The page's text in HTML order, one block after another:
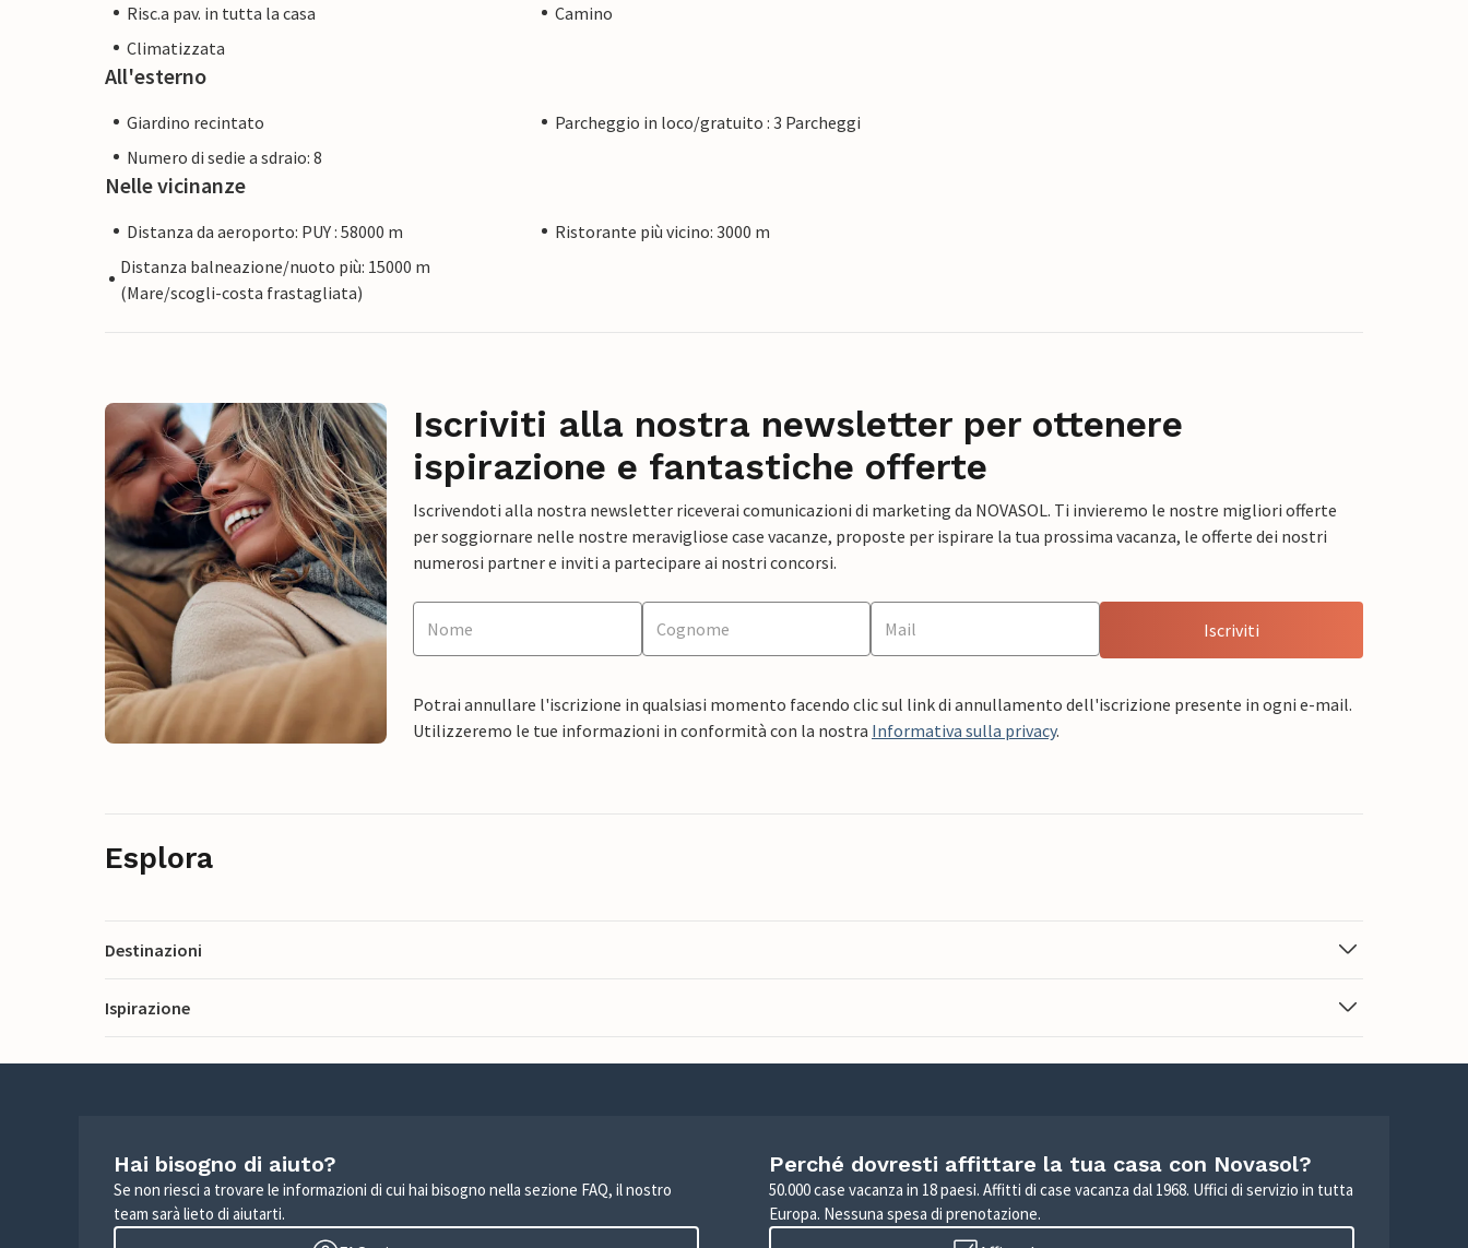
Risc.a pav. in tutta la casa
Camino
Climatizzata
All'esterno
Giardino recintato
Parcheggio in loco/gratuito : 3 Parcheggi
Numero di sedie a sdraio: 8
Nelle vicinanze
Distanza da aeroporto: PUY : 58000 m
Ristorante più vicino: 3000 m
Distanza balneazione/nuoto più: 15000 m
(Mare/scogli-costa frastagliata)
Iscriviti alla nostra newsletter per ottenere
ispirazione e fantastiche offerte
Iscrivendoti alla nostra newsletter riceverai comunicazioni di marketing da NOVASOL. Ti invieremo le nostre migliori offerte
per soggiornare nelle nostre meravigliose case vacanze, proposte per ispirare la tua prossima vacanza, le offerte dei nostri
numerosi partner e inviti a partecipare ai nostri concorsi.
Iscriviti
Potrai annullare l'iscrizione in qualsiasi momento facendo clic sul link di annullamento dell'iscrizione presente in ogni e-mail.
Utilizzeremo le tue informazioni in conformità con la nostra Informativa sulla privacy.
Esplora
Destinazioni
Ispirazione
Hai bisogno di aiuto?
Se non riesci a trovare le informazioni di cui hai bisogno nella sezione FAQ, il nostro
team sarà lieto di aiutarti.
Perché dovresti affittare la tua casa con Novasol?
50.000 case vacanza in 18 paesi. Affitti di case vacanza dal 1968. Uffici di servizio in tutta
Europa. Nessuna spesa di prenotazione.